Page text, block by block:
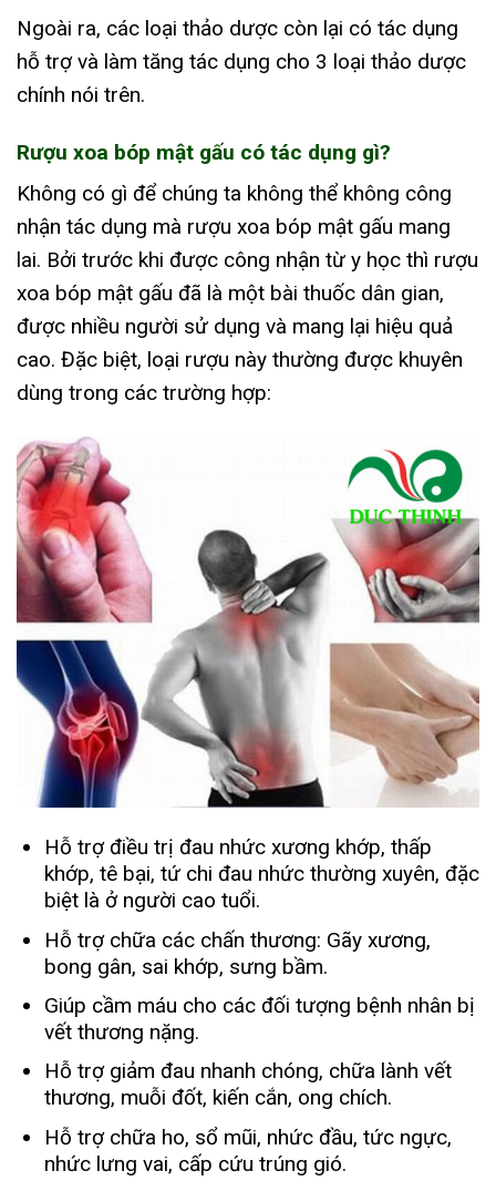
Ngoài ra, các loại thảo dược còn lại có tác dụng
hỗ trợ và làm tăng tác dụng cho 3 loại thảo dược
chính nói trên.
Rượu xoa bóp mật gấu có tác dụng gì?
Không có gì để chúng ta không thể không công
nhận tác dụng mà rượu xoa bóp mật gấu mang
lai. Bởi trước khi được công nhận từ y học thì rượu
xoa bóp mật gấu đã là một bài thuốc dân gian,
được nhiều người sử dụng và mang lại hiệu quả
cao. Đặc biệt, loại rượu này thường được khuyên
dùng trong các trường hợp:
Hỗ trợ điều trị đau nhức xương khớp, thấp
khớp, tê bại, tứ chi đau nhức thường xuyên, đặc
biệt là ở người cao tuổi.
Hỗ trợ chữa các chấn thương: Gãy xương,
bong gân, sai khớp, sưng bầm.
Giúp cầm máu cho các đối tượng bệnh nhân bị
vết thương nặng.
Hỗ trợ giảm đau nhanh chóng, chữa lành vết
thương, muỗi đốt, kiến cắn, ong chích.
Hỗ trợ chữa ho, sổ mũi, nhức đầu, tức ngực,
nhức lưng vai, cấp cứu trúng gió.